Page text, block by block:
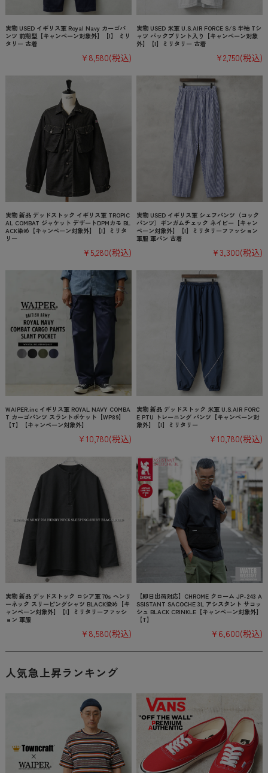
実物 USED イギリス軍 Royal Navy カーゴパ
ンツ 前期型【キャンペーン対象外】【I】 ミリ
タリー 古着
¥8,580(税込)
実物 USED 米軍 U.S.AIR FORCE S/S 半袖 Tシ
ャツ バックプリント入り【キャンペーン対象
外】【I】ミリタリー 古着
¥2,750(税込)
実物 新品 デッドストック イギリス軍 TROPIC
AL COMBAT ジャケット デザートDPMカモ BL
ACK染め【キャンペーン対象外】【I】ミリタ
リー
¥5,280(税込)
実物 USED イギリス軍 シェフパンツ（コック
パンツ）ギンガムチェック ネイビー【キャン
ペーン対象外】【I】ミリタリーファッション
軍服 軍パン 古着
¥3,300(税込)
WAIPER.inc イギリス軍 ROYAL NAVY COMBA
T カーゴパンツ スラントポケット【WP89】
【T】【キャンペーン対象外】
¥10,780(税込)
実物 新品 デッドストック 米軍 U.S.AIR FORC
E PTU トレーニング パンツ【キャンペーン対
象外】【I】ミリタリー
¥10,780(税込)
実物 新品 デッドストック ロシア軍 70s ヘンリ
ーネック スリーピングシャツ BLACK染め【キ
ャンペーン対象外】【I】ミリタリーファッシ
ョン 軍服
¥8,580(税込)
【即日出荷対応】CHROME クローム JP-243 A
SSISTANT SACOCHE 3L アシスタント サコッ
シュ BLACK CRINKLE【キャンペーン対象外】
【T】
¥6,600(税込)
人気急上昇ランキング